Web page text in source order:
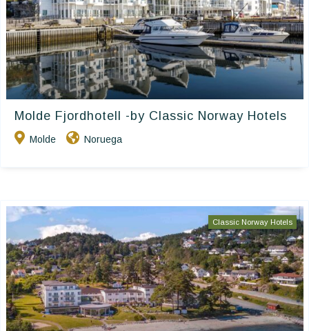
Molde Fjordhotell -by Classic Norway Hotels
Molde Noruega
Classic Norway Hotels